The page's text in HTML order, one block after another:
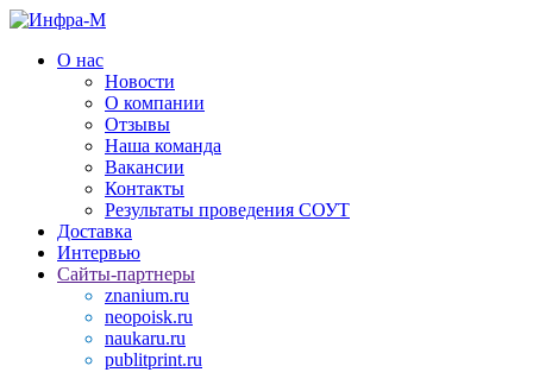
О нас
Новости
О компании
Отзывы
Наша команда
Вакансии
Контакты
Результаты проведения СОУТ
Доставка
Интервью
Сайты-партнеры
znanium.ru
neopoisk.ru
naukaru.ru
publitprint.ru